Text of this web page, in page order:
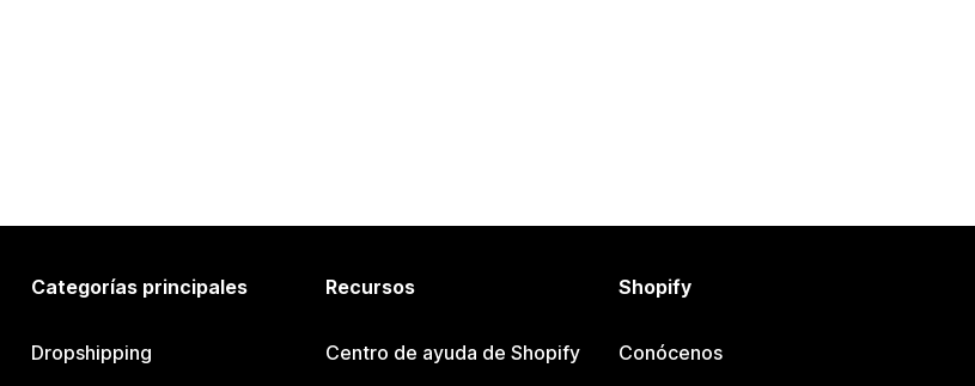
Categorías principales
Dropshipping
Recursos
Centro de ayuda de Shopify
Shopify
Conócenos